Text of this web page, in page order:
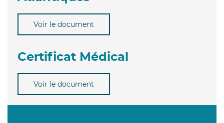
Voir le document
Certificat Médical
Voir le document